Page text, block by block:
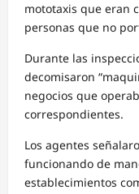
mototaxis que eran
personas que no
Durante las
decomisaron
negocios que
correspondientes.
Los agentes
funcionando de
establecimientos